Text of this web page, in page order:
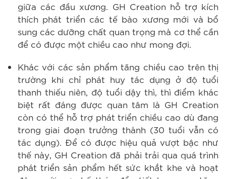
giữa các đầu xương. GH Creation hỗ trợ kích
thích phát triển các tế bào xương mới và bổ
sung các dưỡng chất quan trọng mà cơ thể cần
để có được một chiều cao như mong đợi.
Khác với các sản phẩm tăng chiều cao trên thị
trường khi chỉ phát huy tác dụng ở độ tuổi
thanh thiếu niên, độ tuổi dậy thì, thì điểm khác
biệt rất đáng được quan tâm là GH Creation
còn có thể hỗ trợ phát triển chiều cao dù đang
trong giai đoạn trưởng thành (30 tuổi vẫn có
tác dụng). Để có được hiệu quả vượt bậc như
thế này, GH Creation đã phải trải qua quá trình
phát triển sản phẩm hết sức khắt khe và hoạt